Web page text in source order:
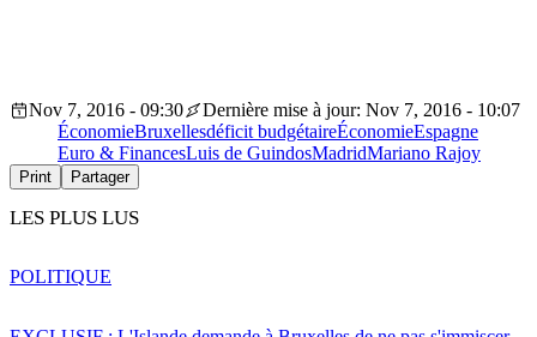
Nov 7, 2016 - 09:30
Dernière mise à jour: Nov 7, 2016 - 10:07
ÉconomieBruxellesdéficit budgétaireÉconomieEspagne
Euro & FinancesLuis de GuindosMadridMariano Rajoy
Print Partager
LES PLUS LUS
POLITIQUE